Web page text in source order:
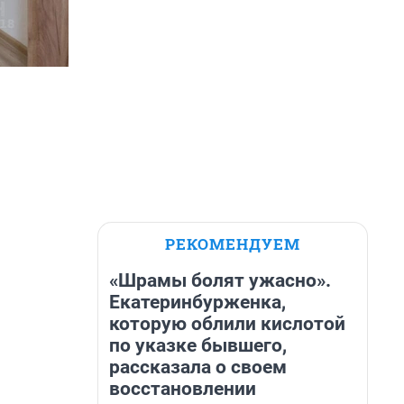
РЕКОМЕНДУЕМ
«Шрамы болят ужасно».
Екатеринбурженка,
которую облили кислотой
по указке бывшего,
рассказала о своем
восстановлении